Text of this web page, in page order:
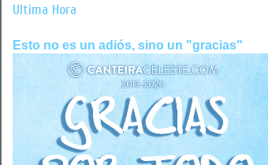
Última Hora
Esto no es un adiós, sino un "gracias"